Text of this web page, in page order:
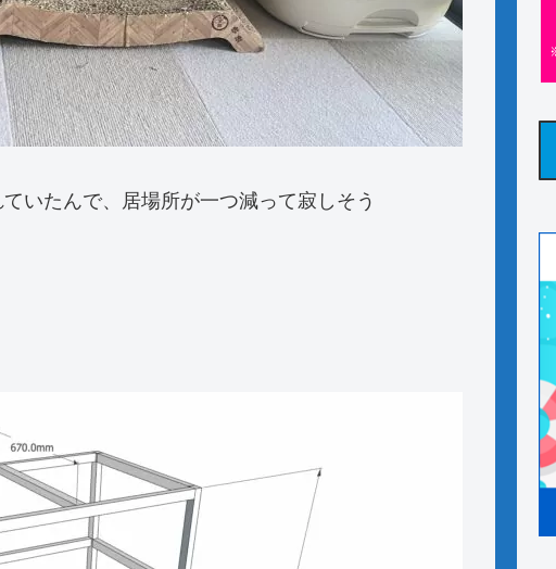
いたんで、居場所が一つ減って寂しそう